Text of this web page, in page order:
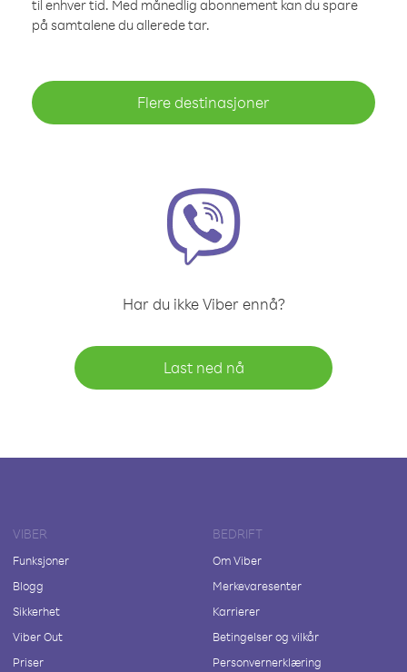
til enhver tid. Med månedlig abonnement kan du spare
på samtalene du allerede tar.
Flere destinasjoner
Har du ikke Viber ennå?
Last ned nå
VIBER
Funksjoner
Blogg
Sikkerhet
Viber Out
Priser
BEDRIFT
Om Viber
Merkevaresenter
Karrierer
Betingelser og vilkår
Personvernerklæring